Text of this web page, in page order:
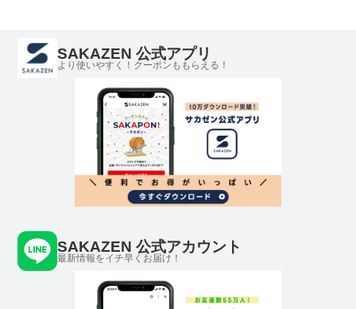
SAKAZEN 公式アプリ
より使いやすく！クーポンももらえる！
SAKAZEN 公式アカウント
最新情報をイチ早くお届け！